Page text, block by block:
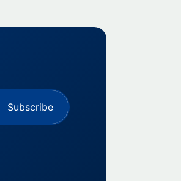
Subscribe